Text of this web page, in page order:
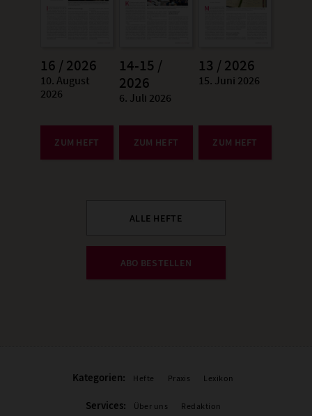
16 / 2026
:
10. August
2026
ZUM HEFT
14-15 /
2026
:
6. Juli 2026
ZUM HEFT
13 / 2026
:
15. Juni 2026
ZUM HEFT
ALLE HEFTE
ABO BESTELLEN
Kategorien: Hefte Praxis Lexikon
Services: Über uns Redaktion